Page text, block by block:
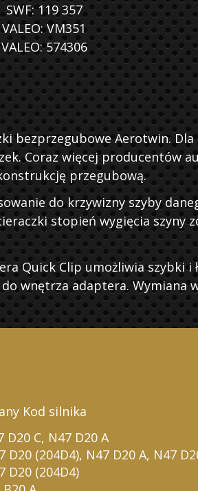
SWF: 119 357
VALEO: VM351
VALEO: 574306
bezprzegubowe Aerotwin.
Coraz więcej producentów
przegubową.
do krzywizny szyby
stopień wygięcia szyny
Quick Clip umożliwia szybki i
wnętrza adaptera. Wymiana
Kod silnika
D20 C, N47 D20 A
D20 (204D4), N47 D20 A, N47
D20 (204D4)